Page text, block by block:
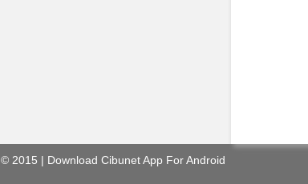
© 2015 | Download Cibunet App For Android